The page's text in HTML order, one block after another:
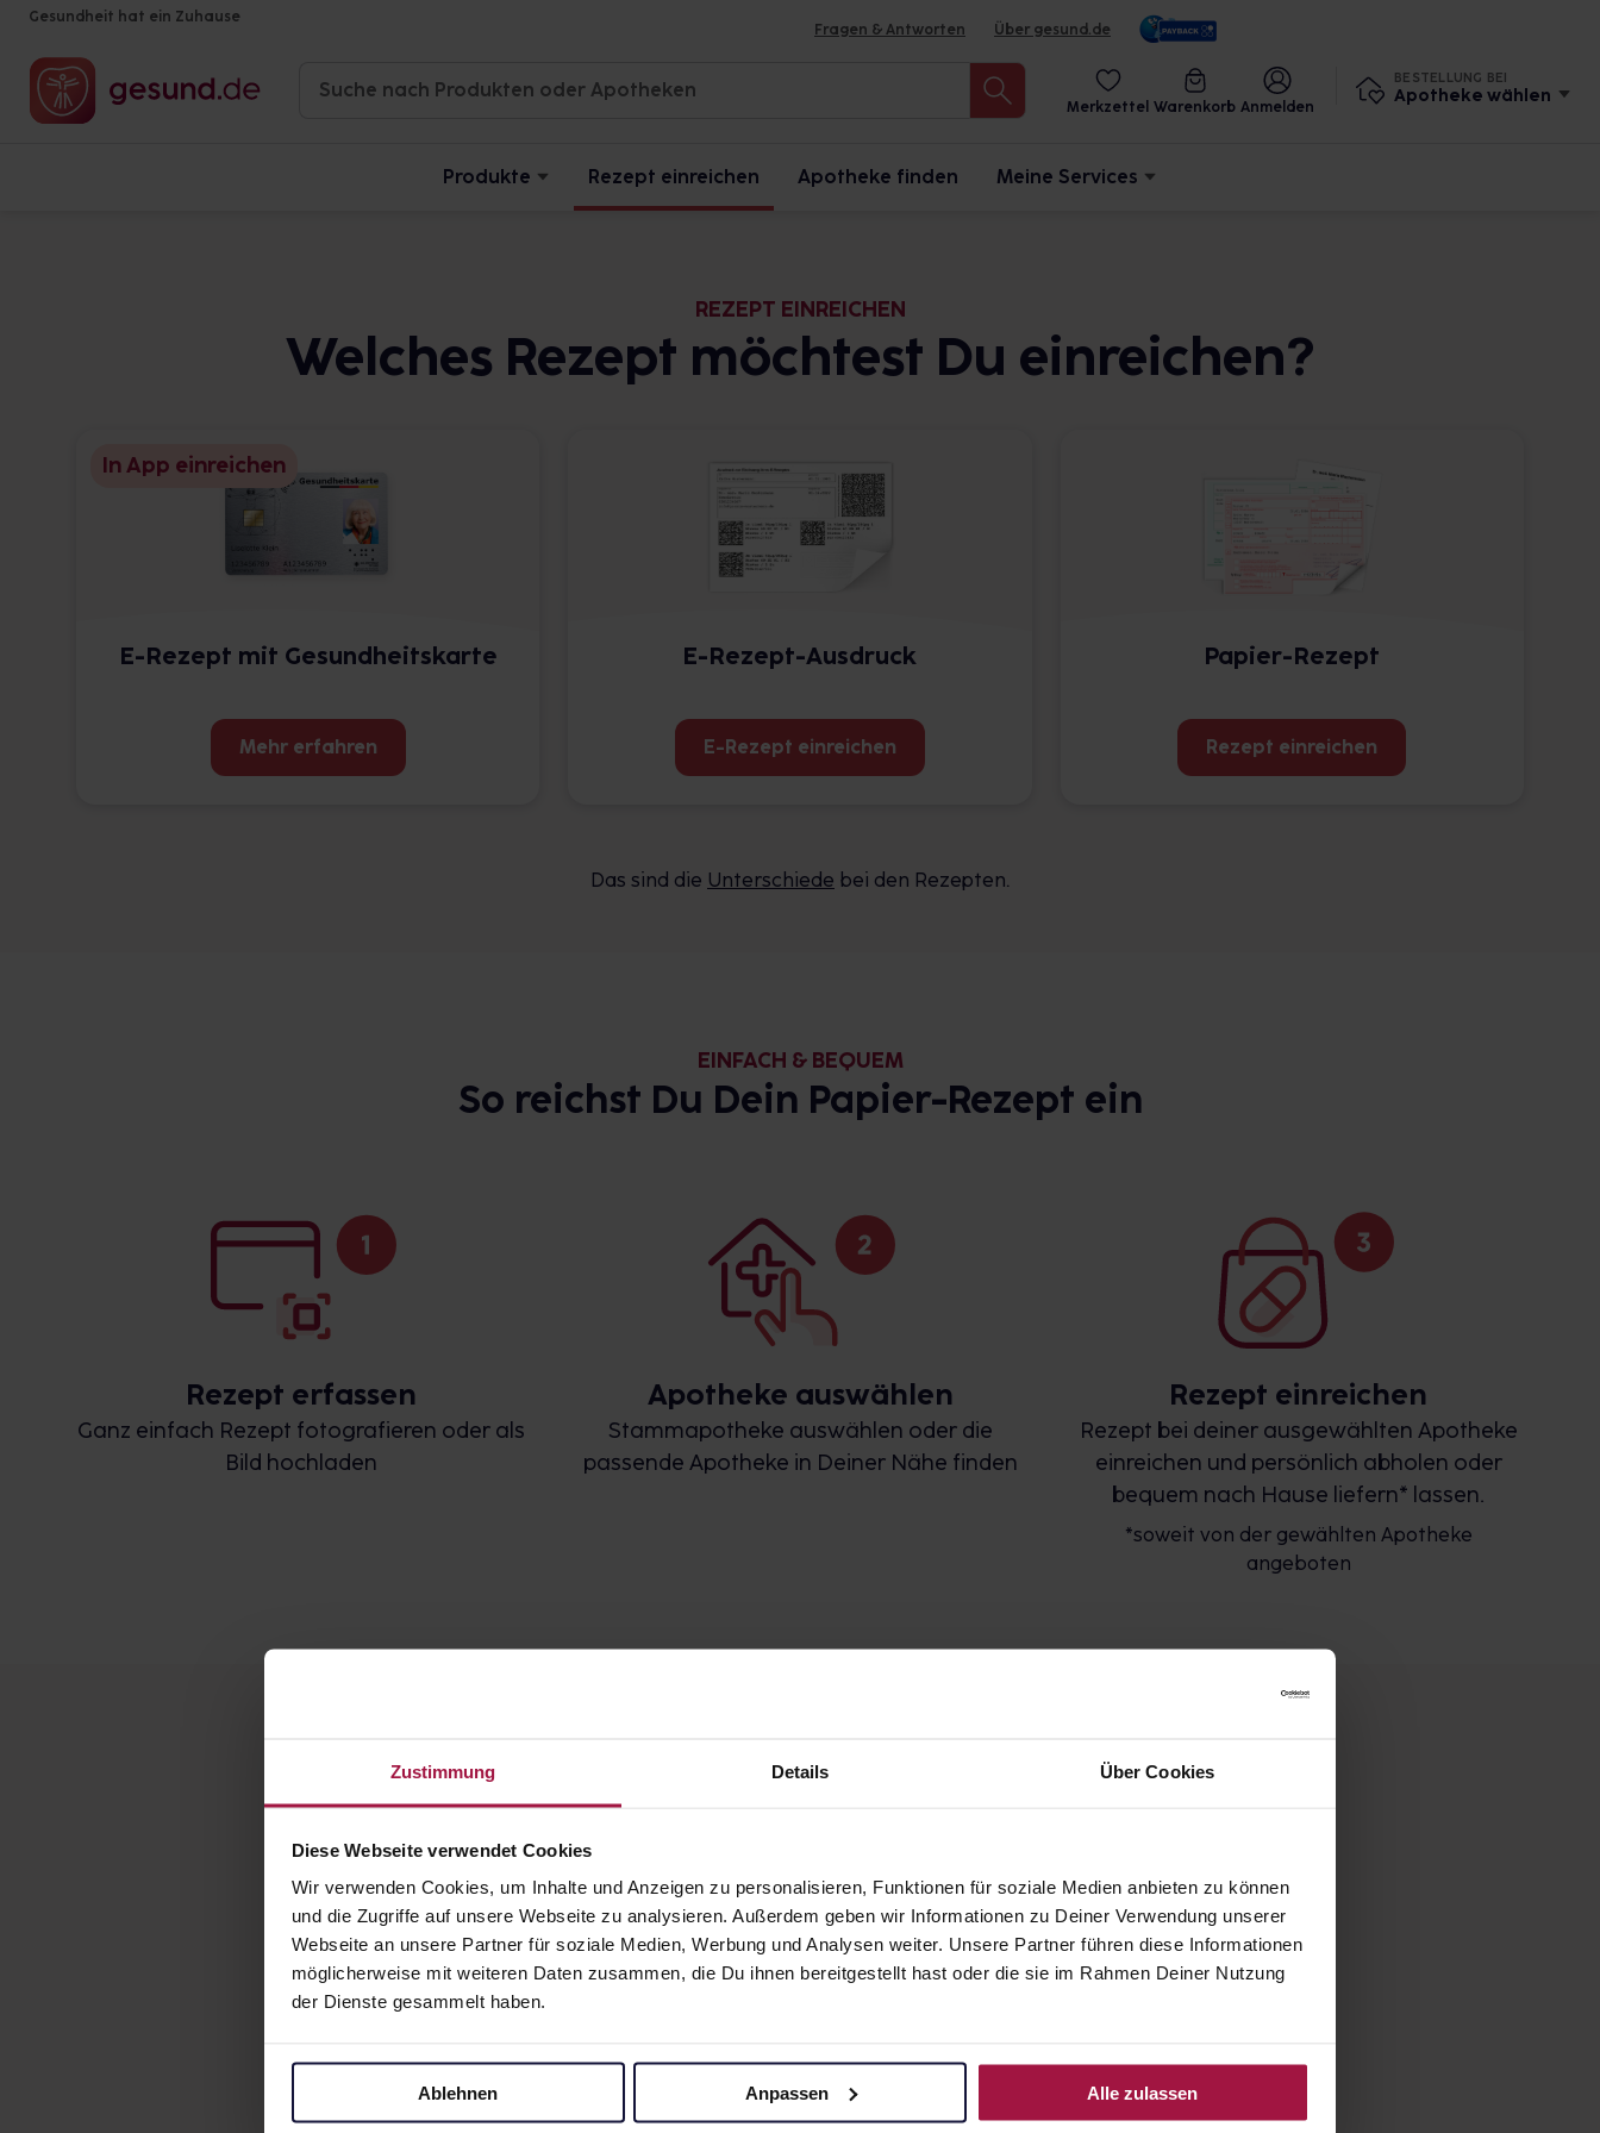
Zustimmung Details Über Cookies
Diese Webseite verwendet Cookies
Wir verwenden Cookies, um Inhalte und Anzeigen zu personalisieren, Funktionen für soziale Medien anbieten zu können
und die Zugriffe auf unsere Webseite zu analysieren. Außerdem geben wir Informationen zu Deiner Verwendung unserer
Webseite an unsere Partner für soziale Medien, Werbung und Analysen weiter. Unsere Partner führen diese Informationen
möglicherweise mit weiteren Daten zusammen, die Du ihnen bereitgestellt hast oder die sie im Rahmen Deiner Nutzung
der Dienste gesammelt haben.
Ablehnen Anpassen Alle zulassen
Gesundheit hat ein Zuhause
Fragen & Antworten Über gesund.de
Merkzettel Warenkorb Anmelden
BESTELLUNG BEI
Apotheke wählen
Produkte Rezept einreichen Apotheke finden Meine Services
REZEPT EINREICHEN
Welches Rezept möchtest Du einreichen?
In App einreichen
E-Rezept mit Gesundheitskarte
Mehr erfahren
E-Rezept-Ausdruck
E-Rezept einreichen
Papier-Rezept
Rezept einreichen
Das sind die Unterschiede bei den Rezepten.
EINFACH & BEQUEM
So reichst Du Dein Papier-Rezept ein
Rezept erfassen
Ganz einfach Rezept fotografieren oder als
Bild hochladen
Apotheke auswählen
Stammapotheke auswählen oder die
passende Apotheke in Deiner Nähe finden
Rezept einreichen
Rezept bei deiner ausgewählten Apotheke
einreichen und persönlich abholen oder
bequem nach Hause liefern* lassen.
*soweit von der gewählten Apotheke
angeboten
FAQ
Das Wichtigste auf einen Blick
E-Rezept Herkömmliches Rezept
Was ist ein Rezeptcode?
Rezeptcodes. Der/Die Apotheker:in kann diesen scannen und erhält dann Zugang
zu den Rezeptdaten in der Telematikinfrastruktur (gesichertes Netzwerk aller
Akteure im Gesundheitswesen; kurz TI).
Der Ausdruck zur Einlösung Deines E-Rezeptes enthält ein bis drei
Einzelverordnungen und einen Sammelcode, der alle Einzelverordnungen bündelt.
Gilt die rosa Verordnung (Muster 16) weiterhin?